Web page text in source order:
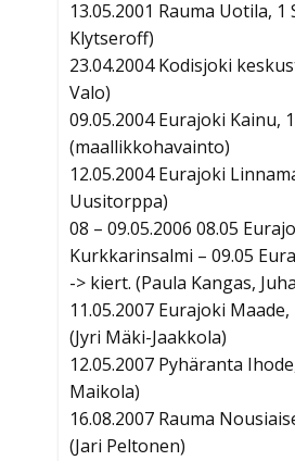
13.05.2001 Rauma Uotila, 1
Klytseroff)
23.04.2004 Kodisjoki
Valo)
09.05.2004 Eurajoki Kainu,
(maallikkohavainto)
12.05.2004 Eurajoki
Uusitorppa)
08 – 09.05.2006 08.05
Kurkkarinsalmi – 09.05
-> kiert. (Paula Kangas,
11.05.2007 Eurajoki Maade,
(Jyri Mäki-Jaakkola)
12.05.2007 Pyhäranta
Maikola)
16.08.2007 Rauma
(Jari Peltonen)